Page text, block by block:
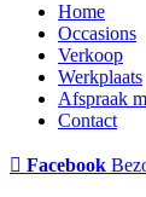
Home
Occasions
Verkoop
Werkplaats
Afspraak
Contact
Facebook